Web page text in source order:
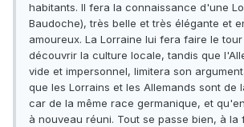
habitants. Il fera la connaissance d'une
Baudoche), très belle et très élégante et
amoureux. La Lorraine lui fera faire le
découvrir la culture locale, tandis que
vide et impersonnel, limitera son
que les Lorrains et les Allemands sont de
car de la même race germanique, et
à nouveau réuni. Tout se passe bien, à la